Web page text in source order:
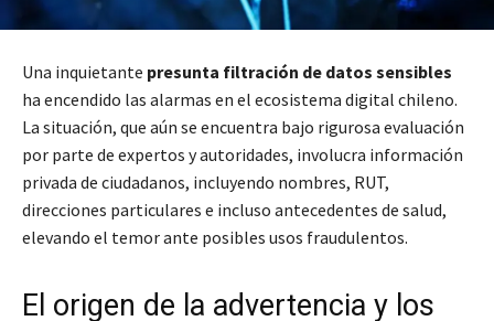
Una inquietante presunta filtración de datos sensibles
ha encendido las alarmas en el ecosistema digital chileno.
La situación, que aún se encuentra bajo rigurosa evaluación
por parte de expertos y autoridades, involucra información
privada de ciudadanos, incluyendo nombres, RUT,
direcciones particulares e incluso antecedentes de salud,
elevando el temor ante posibles usos fraudulentos.
El origen de la advertencia y los